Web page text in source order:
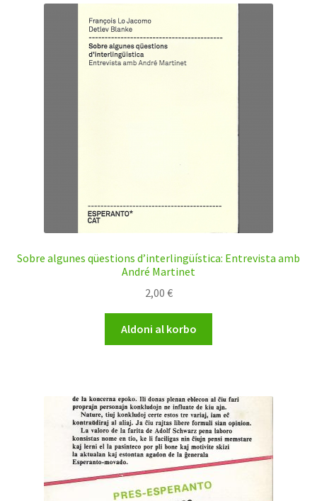
Sobre algunes qüestions d’interlingüística: Entrevista amb
André Martinet
2,00 €
Aldoni al korbo